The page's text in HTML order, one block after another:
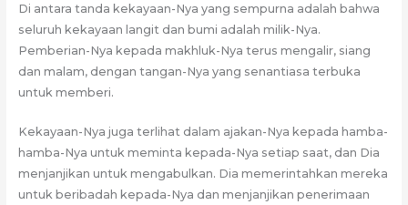
Di antara tanda kekayaan-Nya yang sempurna adalah bahwa
seluruh kekayaan langit dan bumi adalah milik-Nya.
Pemberian-Nya kepada makhluk-Nya terus mengalir, siang
dan malam, dengan tangan-Nya yang senantiasa terbuka
untuk memberi.
Kekayaan-Nya juga terlihat dalam ajakan-Nya kepada hamba-
hamba-Nya untuk meminta kepada-Nya setiap saat, dan Dia
menjanjikan untuk mengabulkan. Dia memerintahkan mereka
untuk beribadah kepada-Nya dan menjanjikan penerimaan